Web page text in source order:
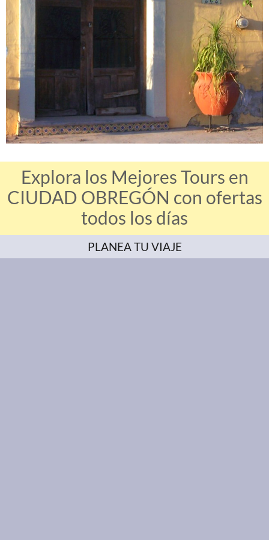
Explora los Mejores Tours en
CIUDAD OBREGÓN con ofertas
todos los días
PLANEA TU VIAJE